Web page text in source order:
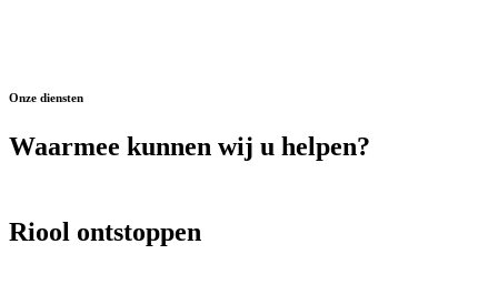
Onze diensten
Waarmee kunnen wij u helpen?
Riool ontstoppen